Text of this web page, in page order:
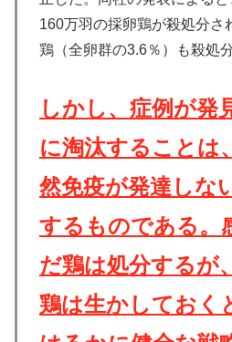
160万羽の採卵鶏が殺処分さ
鶏（全卵群の3.6％）も殺処
しかし、症例が発
に淘汰することは
然免疫が発達しな
するものである。
だ鶏は処分するが
鶏は生かしておく